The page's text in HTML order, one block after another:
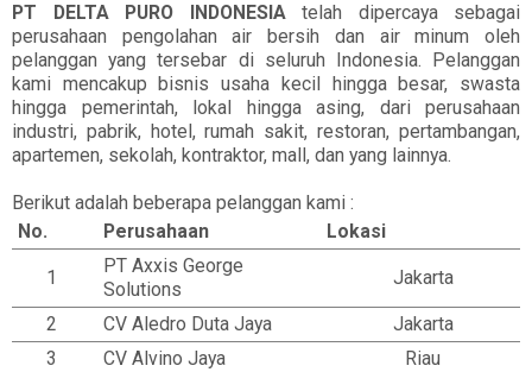
PT DELTA PURO INDONESIAtelah dipercaya sebagai
perusahaan pengolahan air bersih dan air minum oleh
pelanggan yang tersebar di seluruh Indonesia. Pelanggan
kami mencakup bisnis usaha kecil hingga besar, swasta
hingga pemerintah, lokal hingga asing, dari perusahaan
industri, pabrik, hotel, rumah sakit, restoran, pertambangan,
apartemen, sekolah, kontraktor, mall, dan yang lainnya.
Berikut adalah beberapa pelanggan kami :
No.
Perusahaan Lokasi
1
PT Axxis George
Solutions
Jakarta
2 CV Aledro Duta Jaya
Jakarta
3
CV Alvino Jaya
Riau